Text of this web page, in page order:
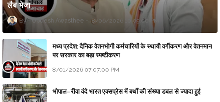
लैब भेजा
Updesh Awasthee 8/06/2026 10:09:00 PM
मध्य प्रदेश: दैनिक वेतनभोगी कर्मचारियों के स्थायी वर्गीकरण और वेतनमान
पर सरकार का बड़ा स्पष्टीकरण
8/01/2026 07:07:00 PM
भोपाल–रीवा वंदे भारत एक्सप्रेस में बर्थों की संख्या डबल से ज्यादा हुई